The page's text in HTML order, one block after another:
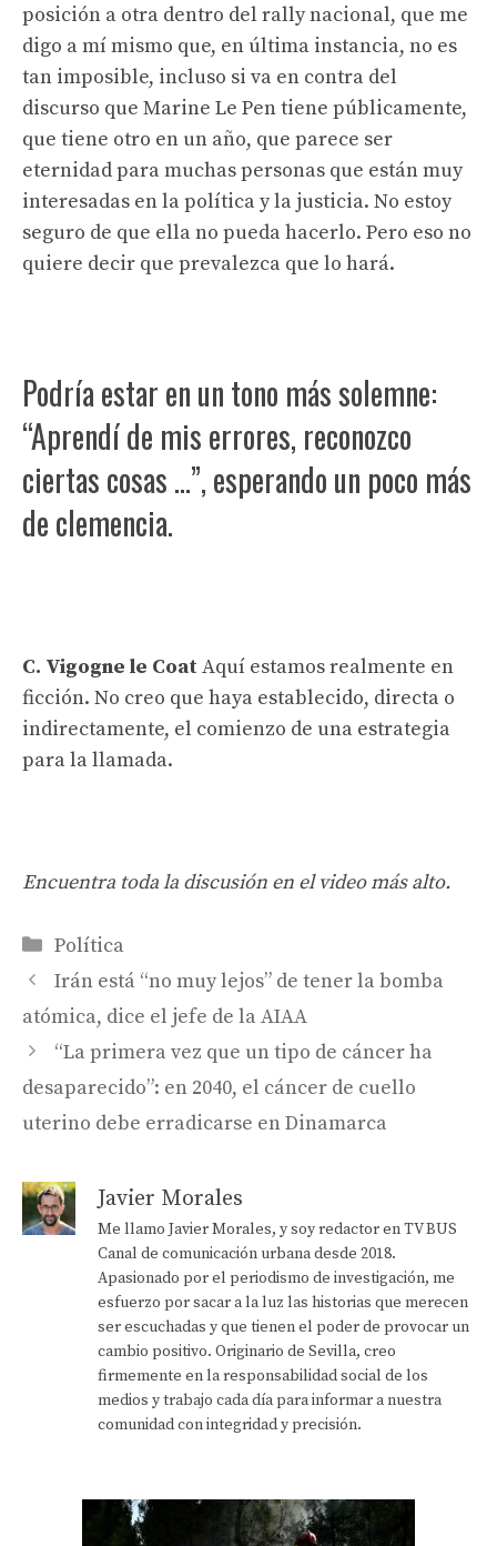
posición a otra dentro del rally nacional, que me
digo a mí mismo que, en última instancia, no es
tan imposible, incluso si va en contra del
discurso que Marine Le Pen tiene públicamente,
que tiene otro en un año, que parece ser
eternidad para muchas personas que están muy
interesadas en la política y la justicia. No estoy
seguro de que ella no pueda hacerlo. Pero eso no
quiere decir que prevalezca que lo hará.
Podría estar en un tono más solemne:
“Aprendí de mis errores, reconozco
ciertas cosas …”, esperando un poco más
de clemencia.
C. Vigogne le Coat Aquí estamos realmente en
ficción. No creo que haya establecido, directa o
indirectamente, el comienzo de una estrategia
para la llamada.
Encuentra toda la discusión en el video más alto.
Categorías
Política
Irán está “no muy lejos” de tener la bomba
atómica, dice el jefe de la AIAA
“La primera vez que un tipo de cáncer ha
desaparecido”: en 2040, el cáncer de cuello
uterino debe erradicarse en Dinamarca
Javier Morales
Me llamo Javier Morales, y soy redactor en TV BUS
Canal de comunicación urbana desde 2018.
Apasionado por el periodismo de investigación, me
esfuerzo por sacar a la luz las historias que merecen
ser escuchadas y que tienen el poder de provocar un
cambio positivo. Originario de Sevilla, creo
firmemente en la responsabilidad social de los
medios y trabajo cada día para informar a nuestra
comunidad con integridad y precisión.